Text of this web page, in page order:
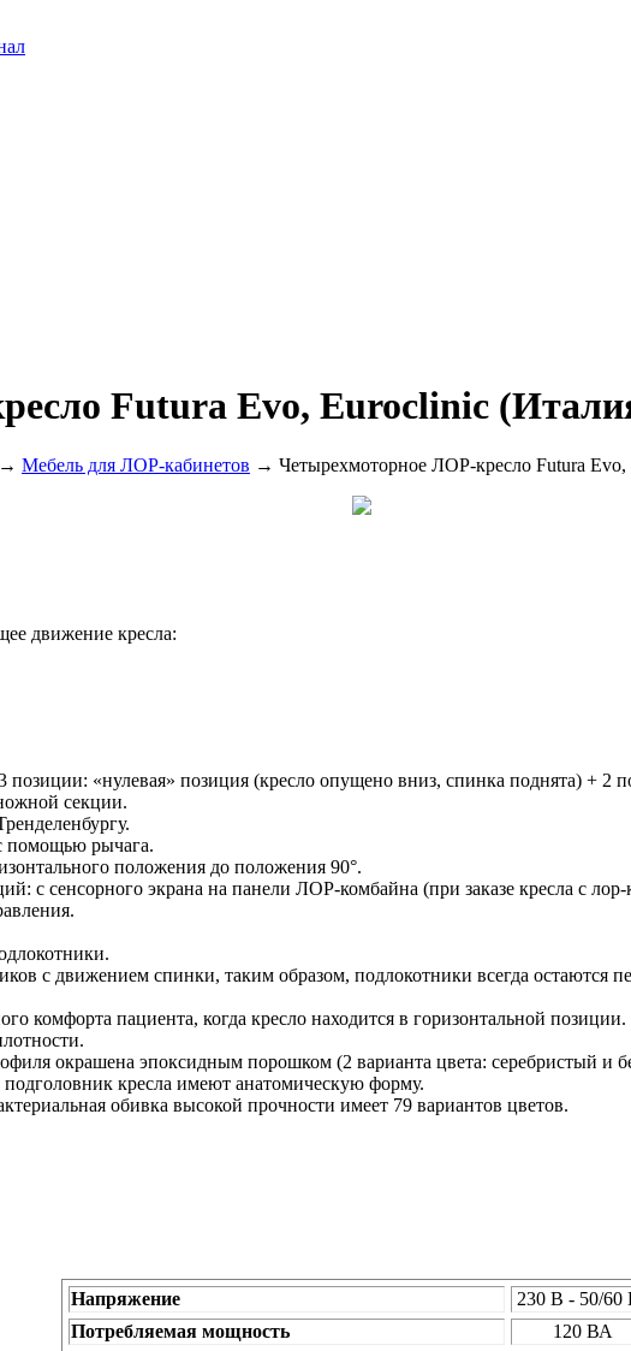
Futura Evo, Euroclinic
→ Мебель для ЛОР-кабинетов → Четырехмоторное ЛОР-кресло Futura
движение кресла:
«нулевая» позиция (кресло опущено вниз, спинка поднята) + 2
секции.
помощью рычага.
положения до положения 90°.
с сенсорного экрана на панели ЛОР-комбайна (при заказе кресла с
с движением спинки, таким образом, подлокотники всегда остаются
комфорта пациента, когда кресло находится в горизонтальной позиции.
окрашена эпоксидным порошком (2 варианта цвета: серебристый и
кресла имеют анатомическую форму.
обивка высокой прочности имеет 79 вариантов цветов.
Напряжение
230 В - 50/60
Потребляемая мощность
120 ВА